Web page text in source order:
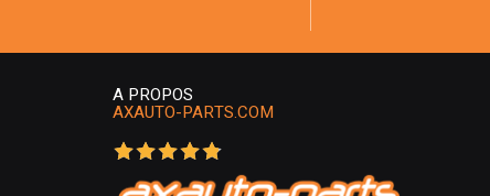
A PROPOS
AXAUTO-PARTS.COM